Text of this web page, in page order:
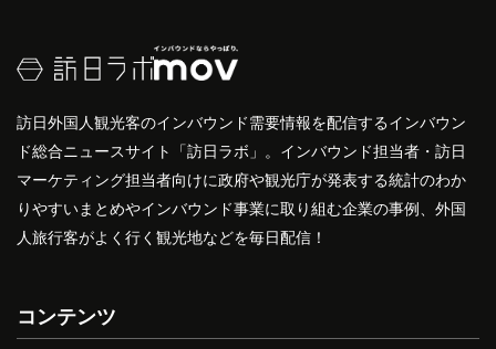
訪日外国人観光客のインバウンド需要情報を配信するインバウン
ド総合ニュースサイト「訪日ラボ」。インバウンド担当者・訪日
マーケティング担当者向けに政府や観光庁が発表する統計のわか
りやすいまとめやインバウンド事業に取り組む企業の事例、外国
人旅行客がよく行く観光地などを毎日配信！
コンテンツ